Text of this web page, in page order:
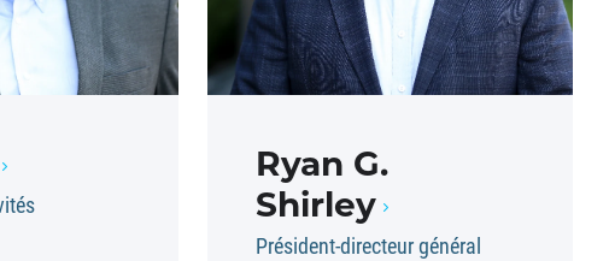
Ryan G.
Shirley
Président-directeur général